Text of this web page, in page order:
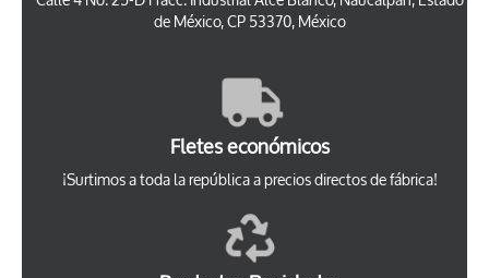
de México, CP 53370, México
Fletes económicos
¡Surtimos a toda la república a precios directos de fábrica!